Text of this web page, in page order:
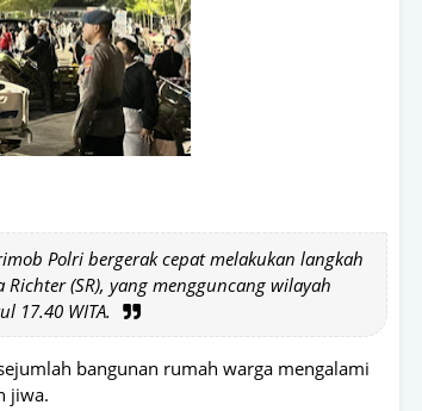
Polri bergerak cepat melakukan langkah
(SR), yang mengguncang wilayah
17.40 WITA.
bangunan rumah warga mengalami
jiwa.